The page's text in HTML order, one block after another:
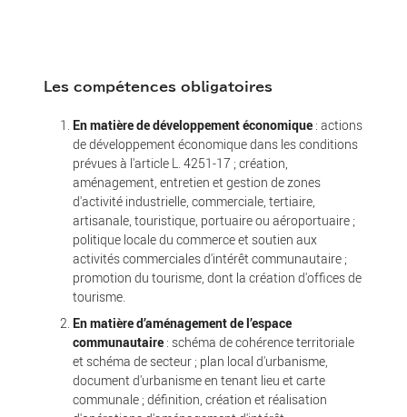
Les compétences obligatoires
En matière de développement économique : actions
de développement économique dans les conditions
prévues à l'article L. 4251-17 ; création,
aménagement, entretien et gestion de zones
d'activité industrielle, commerciale, tertiaire,
artisanale, touristique, portuaire ou aéroportuaire ;
politique locale du commerce et soutien aux
activités commerciales d'intérêt communautaire ;
promotion du tourisme, dont la création d'offices de
tourisme.
En matière d’aménagement de l’espace
communautaire : schéma de cohérence territoriale
et schéma de secteur ; plan local d'urbanisme,
document d'urbanisme en tenant lieu et carte
communale ; définition, création et réalisation